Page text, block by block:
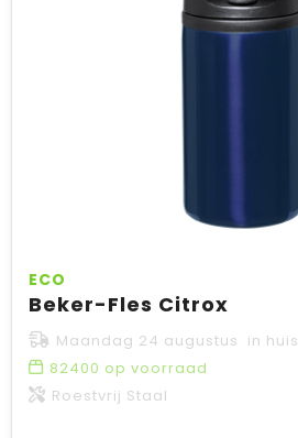
ECO
Beker-Fles Citrox
Maandag 24 augustus in huis
82400 op voorraad
Roestvrij Staal